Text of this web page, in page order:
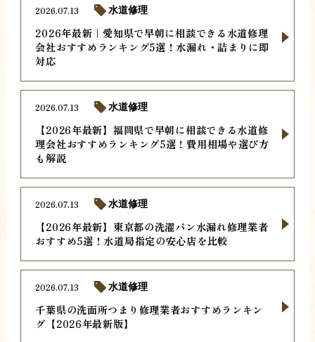
2026年最新｜愛知県で早朝に相談できる水道修理
会社おすすめランキング5選！水漏れ・詰まりに即
対応
2026.07.13 水道修理
【2026年最新】福岡県で早朝に相談できる水道修
理会社おすすめランキング5選！費用相場や選び方
も解説
2026.07.13 水道修理
【2026年最新】東京都の洗濯パン水漏れ修理業者
おすすめ5選！水道局指定の安心店を比較
2026.07.13 水道修理
千葉県の洗面所つまり修理業者おすすめランキン
グ【2026年最新版】
2026.07.13 水道修理